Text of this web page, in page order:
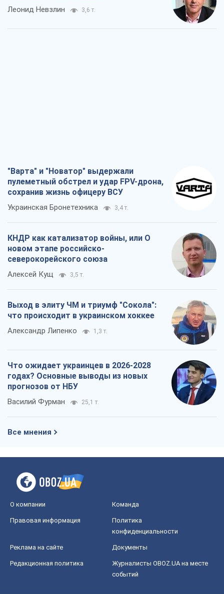
Леонид Невзлин 3,6 т.
"Варта" и "Новатор" выдержали
пулеметный обстрел и удар FPV-дрона,
сохранив жизнь офицеру ВСУ
Украинская Бронетехника 3,4 т.
КНДР как катализатор войны, или О
новом этапе российско-
северокорейского союза
Алексей Кущ 3,5 т.
Выход в элиту ЧМ и триумф "Сокола":
что происходит в украинском хоккее
Александр Липенко 1,3 т.
Что ожидает украинцев в 2026-2028
годах? Основные выводы из новых
прогнозов от НБУ
Василий Фурман 25,1 т.
Все мнения
О компании Команда
Правовая информация
Политика
конфиденциальности
Реклама на сайте Документы
Редакционная политика
Журналисты OBOZ.UA на месте
событий